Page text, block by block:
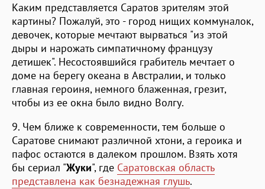
Каким представляется Саратов зрителям этой
картины? Пожалуй, это - город нищих коммуналок,
девочек, которые мечтают вырваться "из этой
дыры и нарожать симпатичному французу
детишек". Несостоявшийся грабитель мечтает о
доме на берегу океана в Австралии, и только
главная героиня, немного блаженная, грезит,
чтобы из ее окна было видно Волгу.
9. Чем ближе к современности, тем больше о
Саратове снимают различной хтони, а героика и
пафос остаются в далеком прошлом. Взять хотя
бы сериал "Жуки", где Саратовская область
представлена как безнадежная глушь.